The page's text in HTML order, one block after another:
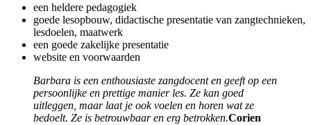
een heldere pedagogiek
goede lesopbouw, didactische presentatie van zangtechnieken,
lesdoelen, maatwerk
een goede zakelijke presentatie
website en voorwaarden
Barbara is een enthousiaste zangdocent en geeft op een
persoonlijke en prettige manier les. Ze kan goed
uitleggen, maar laat je ook voelen en horen wat ze
bedoelt. Ze is betrouwbaar en erg betrokken.Corien